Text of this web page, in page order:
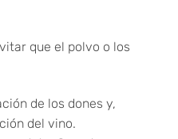
que el polvo o los
de los dones y,
del vino.